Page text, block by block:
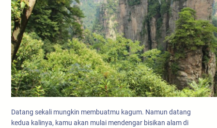
Datang sekali mungkin membuatmu kagum. Namun datang
kedua kalinya, kamu akan mulai mendengar bisikan alam di